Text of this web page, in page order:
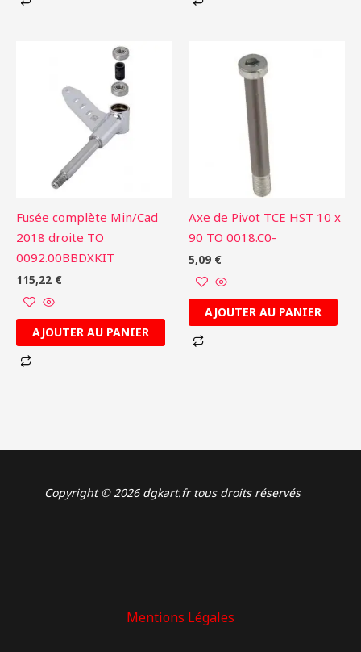
Fusée complète Min/Cad
2018 droite TO
0092.00BBDXKIT
115,22 €
AJOUTER AU PANIER
Axe de Pivot TCE HST 10 x
90 TO 0018.C0-
5,09 €
AJOUTER AU PANIER
Copyright © 2026 dgkart.fr tous droits réservés
Mentions Légales